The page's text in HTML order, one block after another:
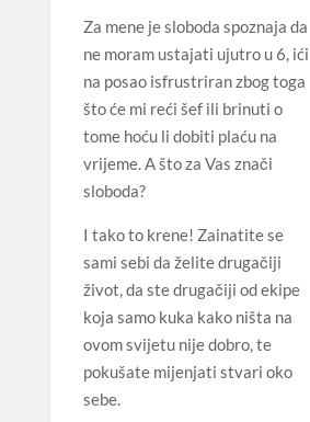
Za mene je sloboda spoznaja da
ne moram ustajati ujutro u 6, ići
na posao isfrustriran zbog toga
što će mi reći šef ili brinuti o
tome hoću li dobiti plaću na
vrijeme. A što za Vas znači
sloboda?
I tako to krene! Zainatite se
sami sebi da želite drugačiji
život, da ste drugačiji od ekipe
koja samo kuka kako ništa na
ovom svijetu nije dobro, te
pokušate mijenjati stvari oko
sebe.